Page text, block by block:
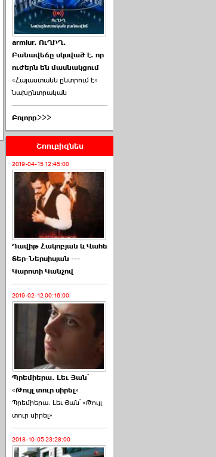
armlur. ՈւՂԻՂ.
Բանավեճը սկսված է. որ
ուժերն են մասնակցում
«Հայաստանն ընտրում է»
նախընտրական
Բոլորը>>>
Շոուբիզնես
2019-04-15 12:45:00
Դավիթ Հակոբյան և Վահե
Տեր-Ներսիսյան ---
Կարոտի Կանչով
2019-02-12 00:16:00
Պրեմիերա. Լեւ Յան՝
«Թույլ տուր սիրել»
Պրեմիերա. Լեւ Յան՝ «Թույլ
տուր սիրել»
2018-10-05 23:28:00